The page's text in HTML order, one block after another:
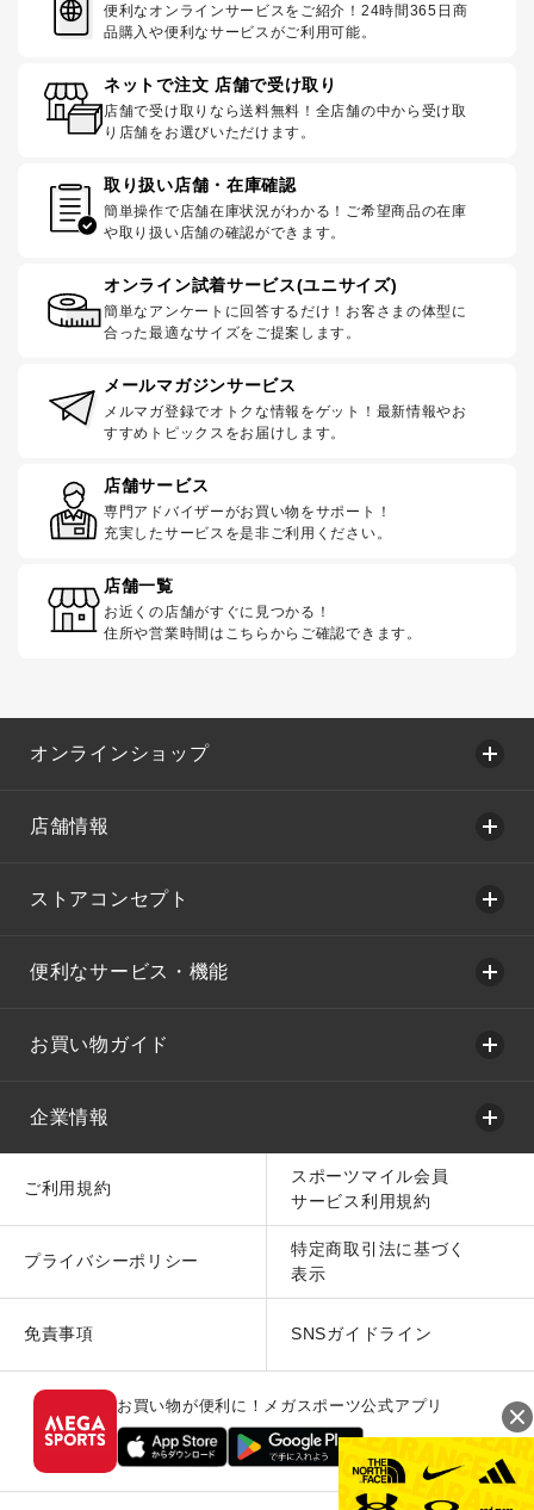
便利なオンラインサービスをご紹介！24時間365日商
品購入や便利なサービスがご利用可能。
ネットで注文 店舗で受け取り
店舗で受け取りなら送料無料！全店舗の中から受け取
り店舗をお選びいただけます。
取り扱い店舗・在庫確認
簡単操作で店舗在庫状況がわかる！ご希望商品の在庫
や取り扱い店舗の確認ができます。
オンライン試着サービス(ユニサイズ)
簡単なアンケートに回答するだけ！お客さまの体型に
合った最適なサイズをご提案します。
メールマガジンサービス
メルマガ登録でオトクな情報をゲット！最新情報やお
すすめトピックスをお届けします。
店舗サービス
専門アドバイザーがお買い物をサポート！
充実したサービスを是非ご利用ください。
店舗一覧
お近くの店舗がすぐに見つかる！
住所や営業時間はこちらからご確認できます。
オンラインショップ
店舗情報
ストアコンセプト
便利なサービス・機能
お買い物ガイド
企業情報
ご利用規約
スポーツマイル会員
サービス利用規約
プライバシーポリシー
特定商取引法に基づく
表示
免責事項 SNSガイドライン
お買い物が便利に！メガスポーツ公式アプリ